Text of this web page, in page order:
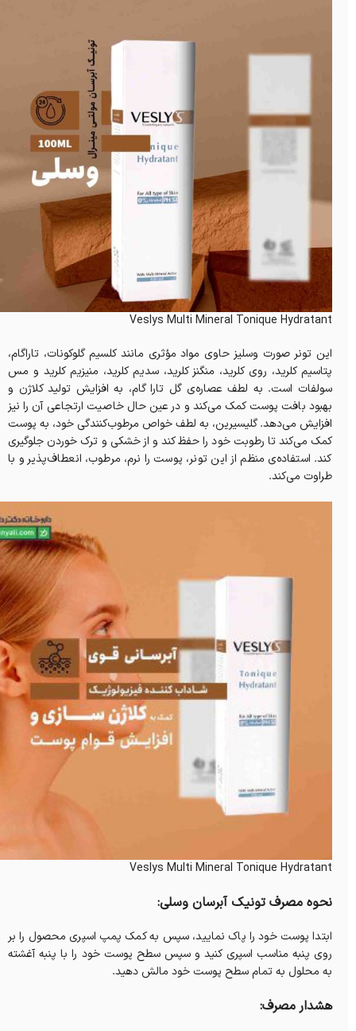
Veslys Multi Mineral Tonique Hydratant
این تونر صورت وسلیز حاوی مواد مؤثری مانند کلسیم گلوکونات، تاراگام،
پتاسیم کلرید، روی کلرید، منگنز کلرید، سدیم کلرید، منیزیم کلرید و مس
سولفات است. به لطف عصاره‌ی گل تارا گام، به افزایش تولید کلاژن و
بهبود بافت پوست کمک می‌کند و در عین حال خاصیت ارتجاعی آن را نیز
افزایش می‌دهد. گلیسیرین، به لطف خواص مرطوب‌کنندگی خود، به پوست
کمک می‌کند تا رطوبت خود را حفظ کند و از خشکی و ترک خوردن جلوگیری
کند. استفاده‌ی منظم از این تونر، پوست را نرم، مرطوب، انعطاف‌پذیر و با
طراوت می‌کند.
Veslys Multi Mineral Tonique Hydratant
نحوه مصرف تونیک آبرسان وسلی:
ابتدا پوست خود را پاک نمایید، سپس به کمک پمپ اسپری محصول را بر
روی پنبه مناسب اسپری کنید و سپس سطح پوست خود را با پنبه آغشته
به محلول به تمام سطح پوست خود مالش دهید.
هشدار مصرف: